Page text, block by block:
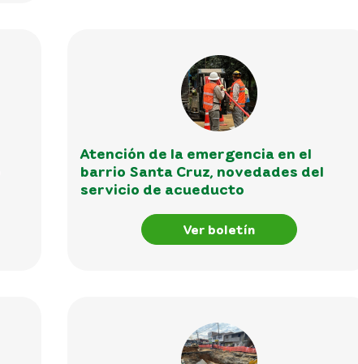
Atención de la emergencia en el
barrio Santa Cruz, novedades del
servicio de acueducto
Ver boletín